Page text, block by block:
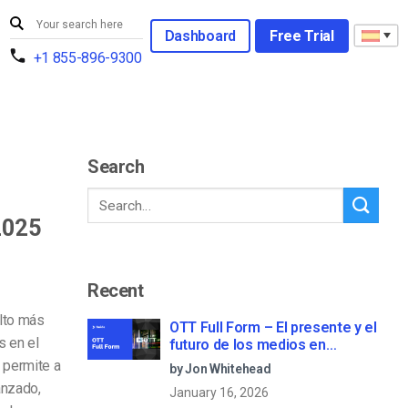
+1 855-896-9300
Dashboard Free Trial
más
en el
a
Search
Recent
OTT Full Form – El presente y el
futuro de los medios en
streaming
by Jon Whitehead
January 16, 2026